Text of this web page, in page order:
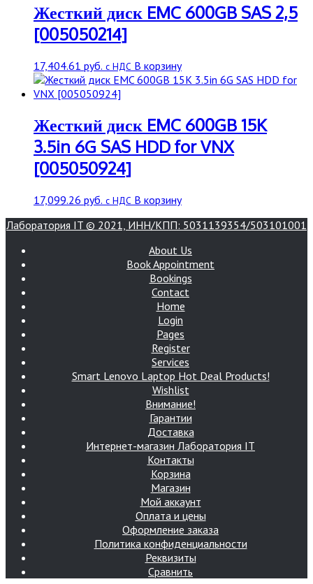
Жесткий диск EMC 600GB SAS 2,5
[005050214]
17,404.61 руб. с НДС В корзину
Жесткий диск EMC 600GB 15K
3.5in 6G SAS HDD for VNX
[005050924]
17,099.26 руб. с НДС В корзину
Лаборатория IT © 2021, ИНН/КПП: 5031139354/503101001
About Us
Book Appointment
Bookings
Contact
Home
Login
Pages
Register
Services
Smart Lenovo Laptop Hot Deal Products!
Wishlist
Внимание!
Гарантии
Доставка
Интернет-магазин Лаборатория IT
Контакты
Корзина
Магазин
Мой аккаунт
Оплата и цены
Оформление заказа
Политика конфиденциальности
Реквизиты
Сравнить